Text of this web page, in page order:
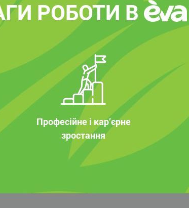
РОБОТИ В
Професійне і кар’єрне
зростання